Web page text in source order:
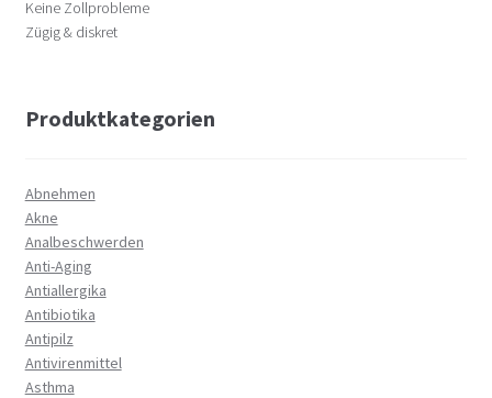
Keine Zollprobleme
Zügig & diskret
Produktkategorien
Abnehmen
Akne
Analbeschwerden
Anti-Aging
Antiallergika
Antibiotika
Antipilz
Antivirenmittel
Asthma